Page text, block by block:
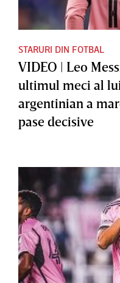
STARURI DIN FOTBAL
VIDEO | Leo
ultimul meci al
argentinian a
pase decisive